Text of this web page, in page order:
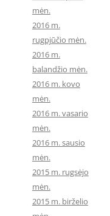
mėn.
2016 m.
rugpjūčio mėn.
2016 m.
balandžio mėn.
2016 m. kovo
mėn.
2016 m. vasario
mėn.
2016 m. sausio
mėn.
2015 m. rugsėjo
mėn.
2015 m. birželio